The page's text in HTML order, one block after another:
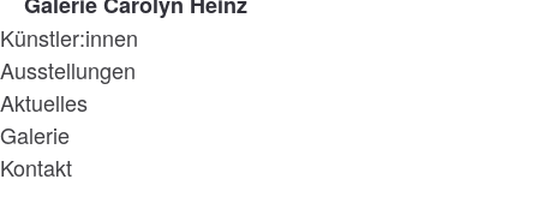
Künstler:innen
Ausstellungen
Aktuelles
Galerie
Kontakt